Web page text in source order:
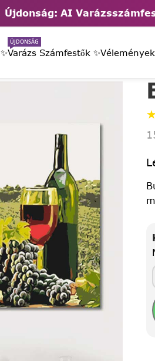
Újdonság: AI
Varázs Számfestők ✨
ÚJDONSÁG
Vélemények